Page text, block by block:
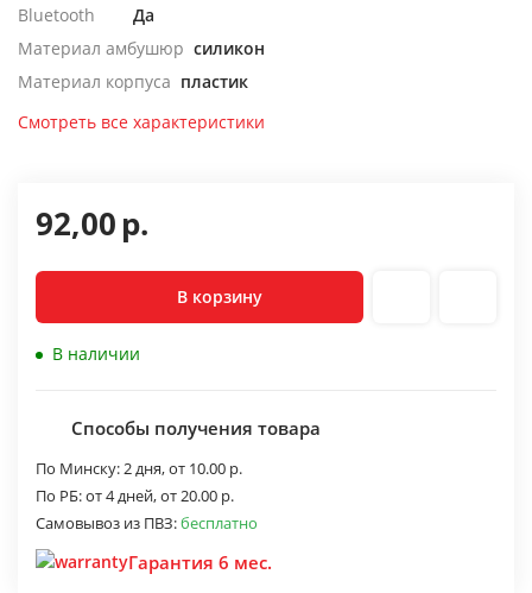
Bluetooth
Да
Материал амбушюр силикон
Материал корпуса пластик
Смотреть все характеристики
92,00р.
В корзину
В наличии
Способы получения товара
По Минску:2 дня,от 10.00 р.
По РБ:от 4 дней,от 20.00 р.
Самовывоз из ПВЗ:бесплатно
Гарантия 6 мес.